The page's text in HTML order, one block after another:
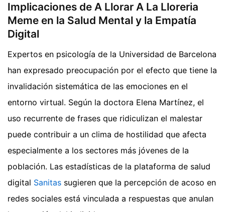
Implicaciones de A Llorar A La Lloreria
Meme en la Salud Mental y la Empatía
Digital
Expertos en psicología de la Universidad de Barcelona
han expresado preocupación por el efecto que tiene la
invalidación sistemática de las emociones en el
entorno virtual. Según la doctora Elena Martínez, el
uso recurrente de frases que ridiculizan el malestar
puede contribuir a un clima de hostilidad que afecta
especialmente a los sectores más jóvenes de la
población. Las estadísticas de la plataforma de salud
digital Sanitas sugieren que la percepción de acoso en
redes sociales está vinculada a respuestas que anulan